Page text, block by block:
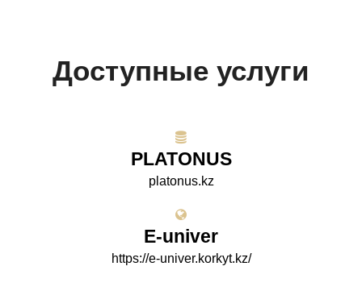
Доступные услуги
PLATONUS
platonus.kz
E-univer
https://e-univer.korkyt.kz/